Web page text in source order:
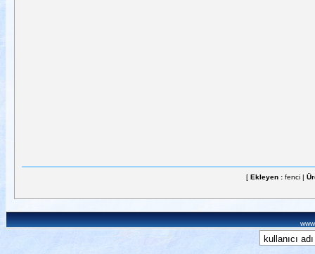
[ Ekleyen : fenci |